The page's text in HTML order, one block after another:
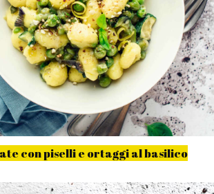
con piselli e ortaggi al basilico